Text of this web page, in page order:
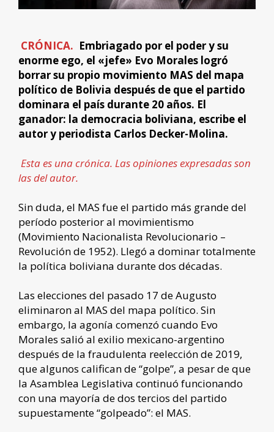
CRÓNICA. Embriagado por el poder y su
enorme ego, el «jefe» Evo Morales logró
borrar su propio movimiento MAS del mapa
político de Bolivia después de que el partido
dominara el país durante 20 años. El
ganador: la democracia boliviana, escribe el
autor y periodista Carlos Decker-Molina.
Esta es una crónica. Las opiniones expresadas son
las del autor.
Sin duda, el MAS fue el partido más grande del
período posterior al movimientismo
(Movimiento Nacionalista Revolucionario –
Revolución de 1952). Llegó a dominar totalmente
la política boliviana durante dos décadas.
Las elecciones del pasado 17 de Augusto
eliminaron al MAS del mapa político. Sin
embargo, la agonía comenzó cuando Evo
Morales salió al exilio mexicano-argentino
después de la fraudulenta reelección de 2019,
que algunos califican de “golpe”, a pesar de que
la Asamblea Legislativa continuó funcionando
con una mayoría de dos tercios del partido
supuestamente “golpeado”: el MAS.